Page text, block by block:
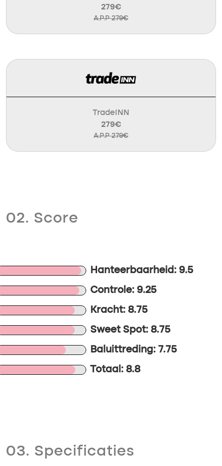
279€
A.P.P 279€
TradeINN
279€
A.P.P 279€
02. Score
Hanteerbaarheid: 9.5
Controle: 9.25
Kracht: 8.75
Sweet Spot: 8.75
Baluittreding: 7.75
Totaal: 8.8
03. Specificaties